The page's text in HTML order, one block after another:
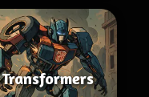
Transformers